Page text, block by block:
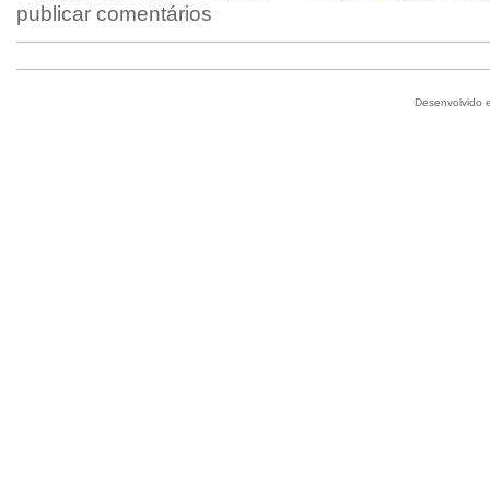
publicar comentários
Desenvolvido